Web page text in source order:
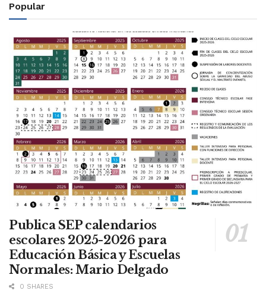
Popular
Publica SEP calendarios
escolares 2025-2026 para
Educación Básica y Escuelas
Normales: Mario Delgado
0 SHARES